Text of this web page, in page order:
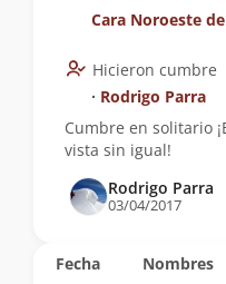
Fecha Nombres
Cara Noroeste
Hicieron cumbre
∙ Rodrigo Parra
Cumbre en solitario
vista sin igual!
Rodrigo Parra
03/04/2017